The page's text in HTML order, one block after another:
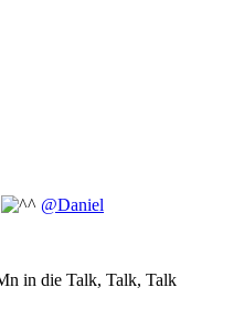
@Daniel
in die Talk, Talk, Talk